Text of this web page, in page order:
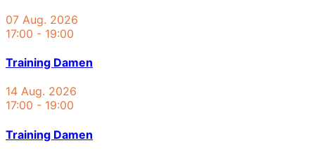
07 Aug. 2026
17:00 - 19:00
Training Damen
14 Aug. 2026
17:00 - 19:00
Training Damen